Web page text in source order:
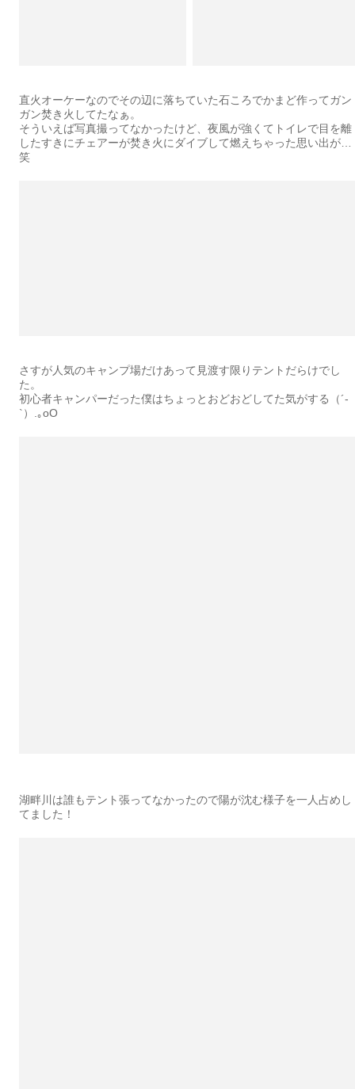
直火オーケーなのでその辺に落ちていた石ころでかまど作ってガン
ガン焚き火してたなぁ。
そういえば写真撮ってなかったけど、夜風が強くてトイレで目を離
したすきにチェアーが焚き火にダイブして燃えちゃった思い出が…
笑
さすが人気のキャンプ場だけあって見渡す限りテントだらけでし
た。
初心者キャンパーだった僕はちょっとおどおどしてた気がする（´-
`）.｡oO
湖畔川は誰もテント張ってなかったので陽が沈む様子を一人占めし
てました！